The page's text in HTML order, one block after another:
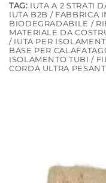
TAG: IUTA A 2 STRATI
IUTA B2B / FABBRICA
BIODEGRADABILE /
MATERIALE DA
/ IUTA PER
BASE PER
ISOLAMENTO TUBI /
CORDA ULTRA